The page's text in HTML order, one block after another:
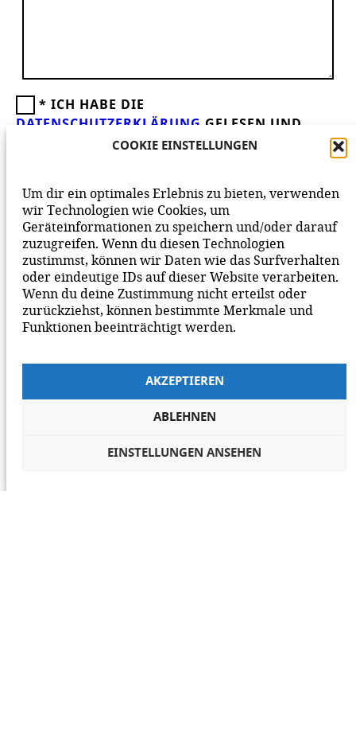
COOKIE EINSTELLUNGEN
Um dir ein optimales Erlebnis zu bieten, verwenden
wir Technologien wie Cookies, um
Geräteinformationen zu speichern und/oder darauf
zuzugreifen. Wenn du diesen Technologien
zustimmst, können wir Daten wie das Surfverhalten
oder eindeutige IDs auf dieser Website verarbeiten.
Wenn du deine Zustimmung nicht erteilst oder
zurückziehst, können bestimmte Merkmale und
Funktionen beeinträchtigt werden.
AKZEPTIEREN
ABLEHNEN
EINSTELLUNGEN ANSEHEN
* ICH HABE DIE
DATENSCHUTZERKLÄRUNG GELESEN UND
AKZEPTIERE DIESE.WIR FREUEN UNS ÜBER
MITEINANDER AUF UNSERER SEITE.